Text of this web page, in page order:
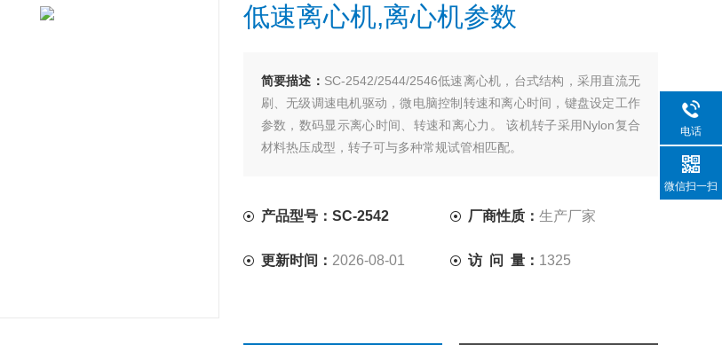
低速离心机,离心机参数
简要描述： SC-2542/2544/2546低速离心机，台式结构，采用直流无
刷、无级调速电机驱动，微电脑控制转速和离心时间，键盘设定工作
参数，数码显示离心时间、转速和离心力。 该机转子采用Nylon复合
材料热压成型，转子可与多种常规试管相匹配。
产品型号：SC-2542 厂商性质：生产厂家
更新时间： 2026-08-01 访 问 量： 1325
电话
微信扫一扫